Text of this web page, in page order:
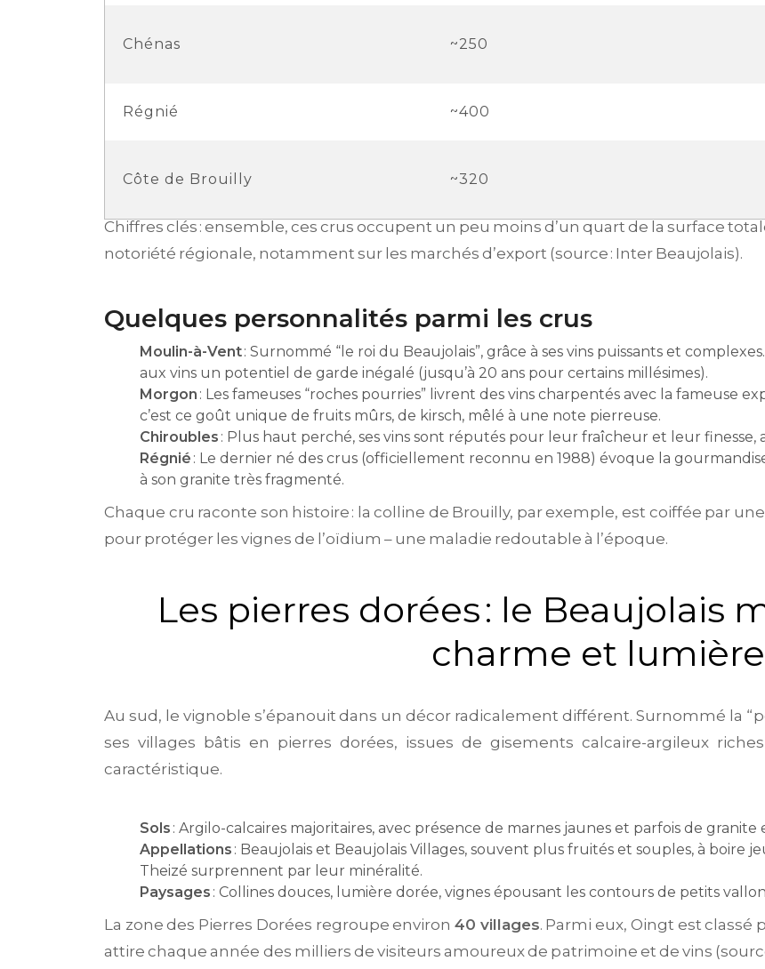
Chénas ~250
Régnié ~400
Côte de Brouilly ~320
Chiffres clés : ensemble, ces crus occupent un peu moins d’un quart de la surface
notoriété régionale, notamment sur les marchés d’export (source : Inter Beaujolais).
Quelques personnalités parmi les crus
Moulin-à-Vent: Surnommé “le roi du Beaujolais”, grâce à ses vins puissants et
aux vins un potentiel de garde inégalé (jusqu’à 20 ans pour certains millésimes).
Morgon : Les fameuses “roches pourries” livrent des vins charpentés avec la fameuse
c’est ce goût unique de fruits mûrs, de kirsch, mêlé à une note pierreuse.
Chiroubles : Plus haut perché, ses vins sont réputés pour leur fraîcheur et leur finesse,
Régnié : Le dernier né des crus (officiellement reconnu en 1988) évoque la
à son granite très fragmenté.
Chaque cru raconte son histoire : la colline de Brouilly, par exemple, est coiffée par
pour protéger les vignes de l’oïdium – une maladie redoutable à l’époque.
Les pierres dorées : le Beaujolais
charme et lumière
Au sud, le vignoble s’épanouit dans un décor radicalement différent. Surnommé la
ses villages bâtis en pierres dorées, issues de gisements calcaire-argileux
caractéristique.
Sols : Argilo-calcaires majoritaires, avec présence de marnes jaunes et parfois de
Appellations : Beaujolais et Beaujolais Villages, souvent plus fruités et souples, à boire
Theizé surprennent par leur minéralité.
Paysages : Collines douces, lumière dorée, vignes épousant les contours de petits
La zone des Pierres Dorées regroupe environ 40 villages. Parmi eux, Oingt est classé
attire chaque année des milliers de visiteurs amoureux de patrimoine et de vins